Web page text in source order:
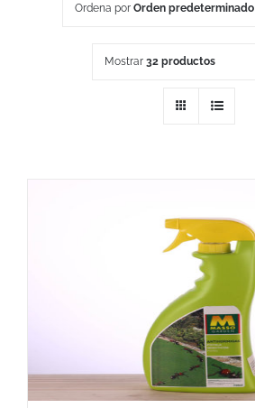
Ordena por Orden predeterminado
Mostrar 32 productos